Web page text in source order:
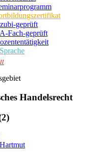
geprüft
Fach-geprüft
Handelsrecht